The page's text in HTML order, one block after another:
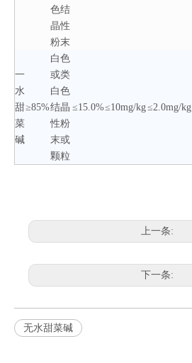
色结
晶性
粉末
一
水
甜
菜
碱
≥85%
白色
或类
白色
结晶
性粉
末或
颗粒
≤15.0%≤10mg/kg≤2.0mg/kg
上一条:
下一条:
无水甜菜碱